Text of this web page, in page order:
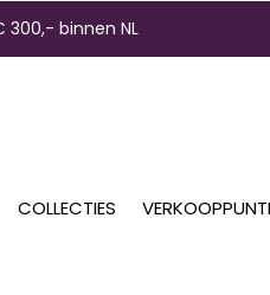
COLLECTIES
binnen NL